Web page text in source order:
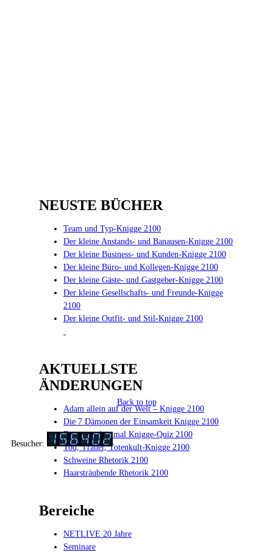
Jahrhundert
Z im 21. Jahrhundert
NEUSTE BÜCHER
Team und Typ-Knigge 2100
Der kleine Anstands- und Banausen-Knigge 2100
Der kleine Business- und Kunden-Knigge 2100
Der kleine Büro- und Kollegen-Knigge 2100
Der kleine Gäste- und Gastgeber-Knigge 2100
Der kleine Gesellschafts- und Freunde-Knigge
2100
Der kleine Outfit- und Stil-Knigge 2100
AKTUELLSTE
ÄNDERUNGEN
Adam allein auf der Welt – Knigge 2100
Die 7 Dämonen der Einsamkeit Knigge 2100
Das anno dazumal Knigge-Quiz 2100
Tod, Trauer, Totenkult-Knigge 2100
Schweine Rhetorik 2100
Haarsträubende Rhetorik 2100
Bereiche
NETLIVE 20 Jahre
Seminare
Back to top
Besucher: